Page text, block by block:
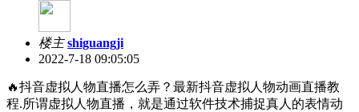
楼主 shiguangji
2022-7-18 09:05:05
🔥抖音虚拟人物直播怎么弄？最新抖音虚拟人物动画直播教
程.所谓虚拟人物直播，就是通过软件技术捕捉真人的表情动